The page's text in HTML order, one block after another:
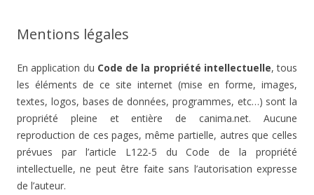
Mentions légales
En application du Code de la propriété intellectuelle, tous
les éléments de ce site internet (mise en forme, images,
textes, logos, bases de données, programmes, etc…) sont la
propriété pleine et entière de canima.net. Aucune
reproduction de ces pages, même partielle, autres que celles
prévues par l’article L122-5 du Code de la propriété
intellectuelle, ne peut être faite sans l’autorisation expresse
de l’auteur.